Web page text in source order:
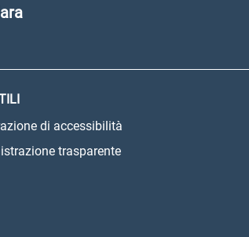
di accessibilità
trasparente